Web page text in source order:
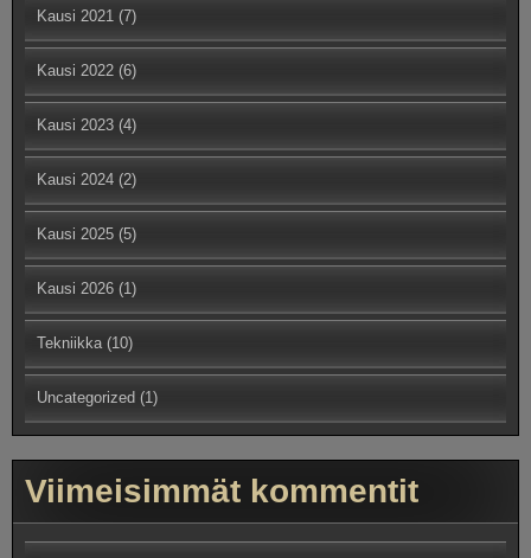
Kausi 2021 (7)
Kausi 2022 (6)
Kausi 2023 (4)
Kausi 2024 (2)
Kausi 2025 (5)
Kausi 2026 (1)
Tekniikka(10)
Uncategorized (1)
Viimeisimmät kommentit